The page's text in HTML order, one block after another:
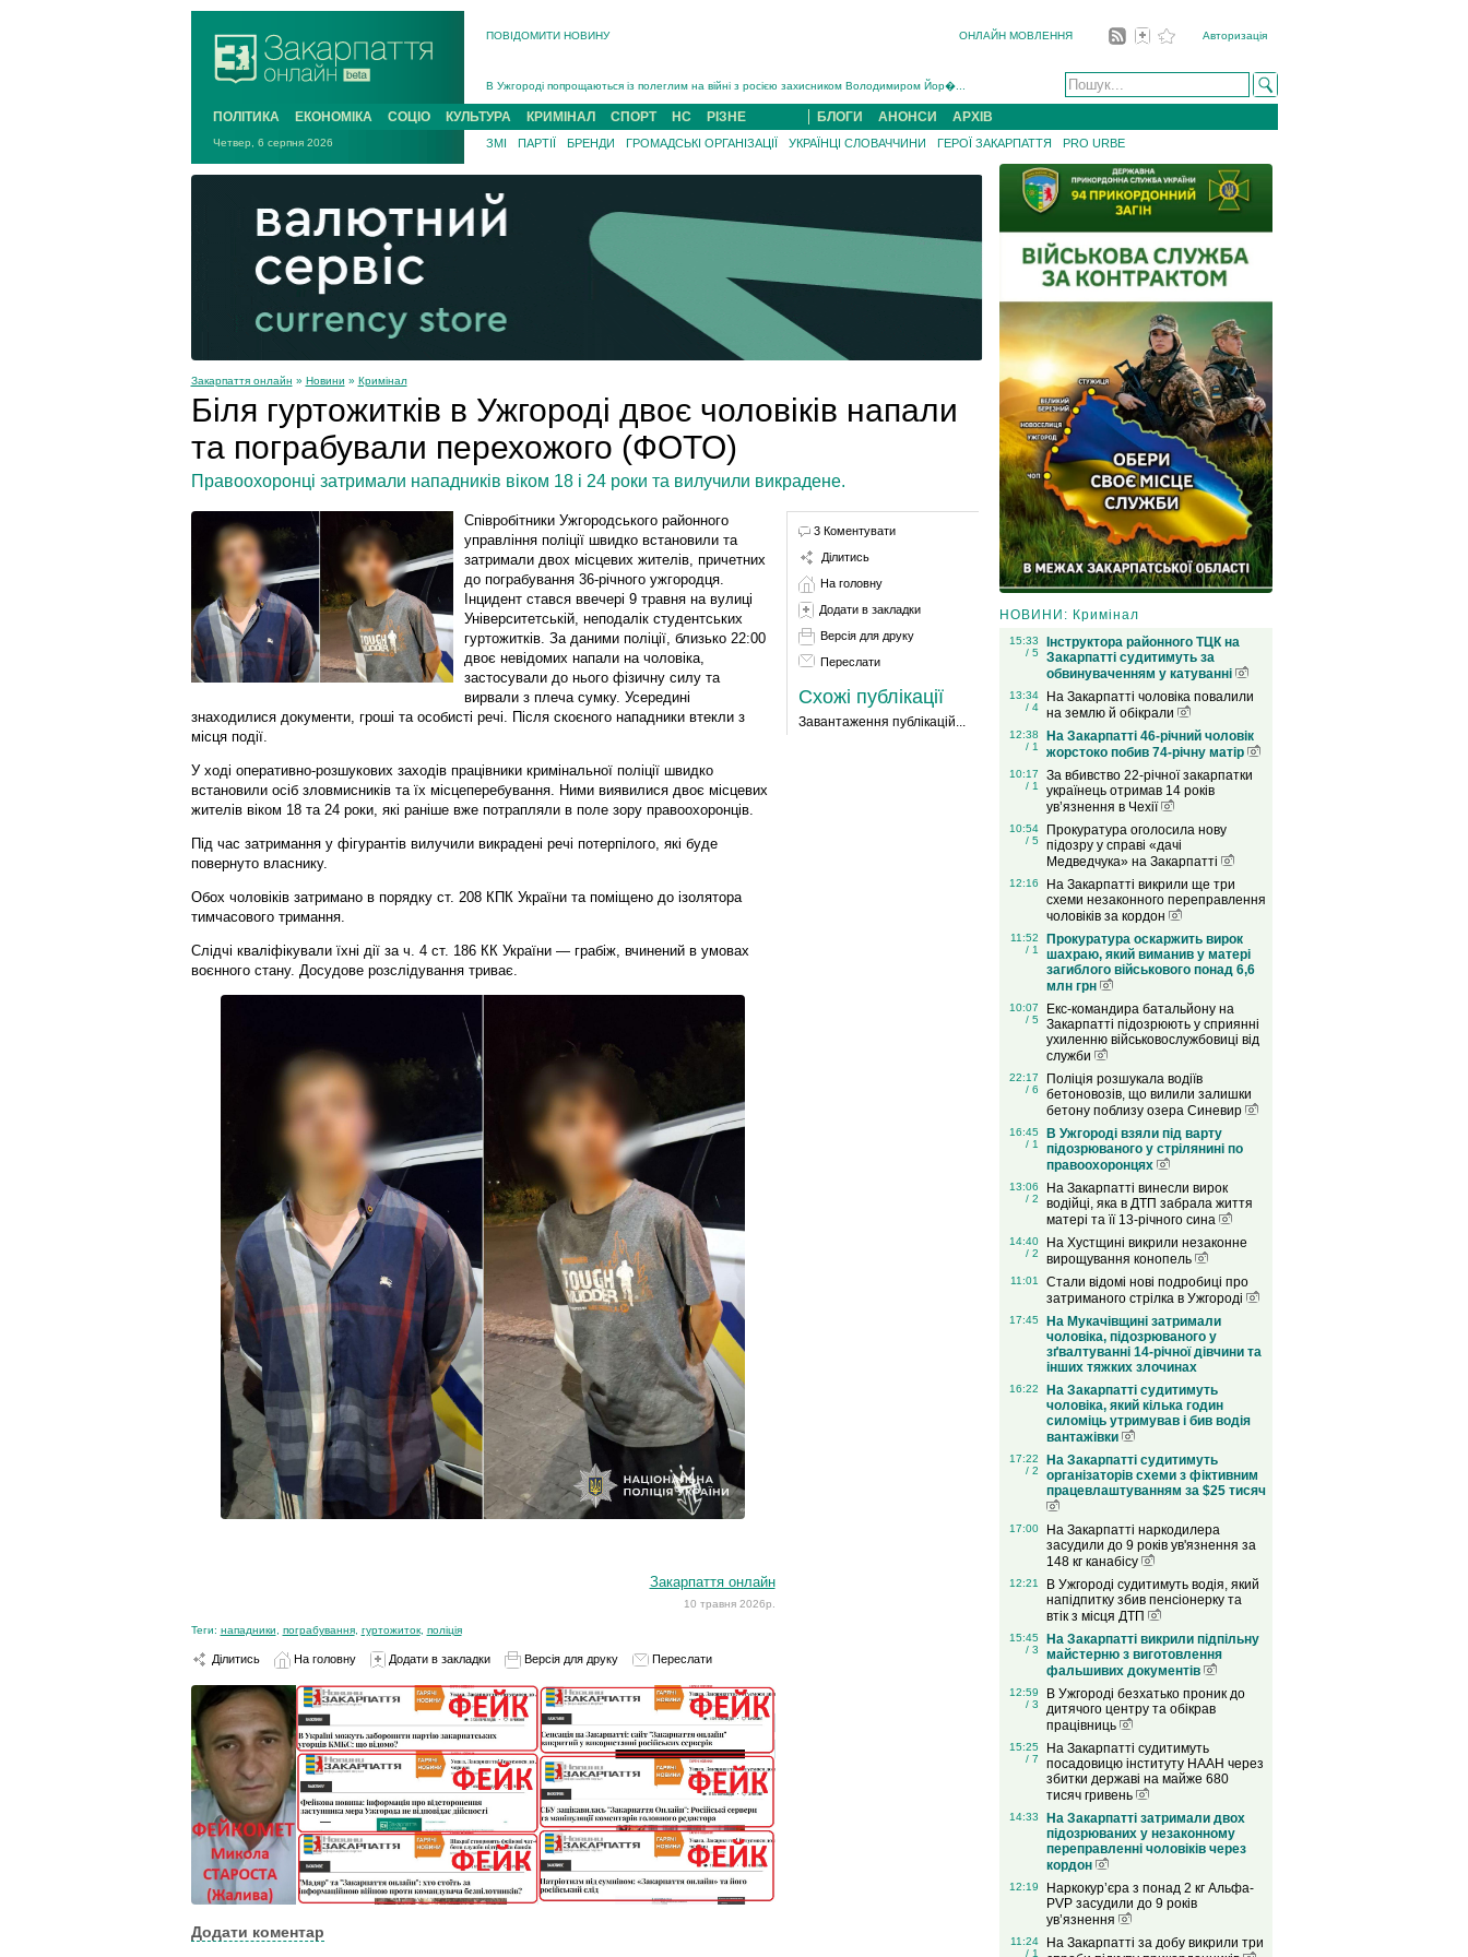
ПОВІДОМИТИ НОВИНУ ОНЛАЙН МОВЛЕННЯ Авторизація
В Ужгороді попрощаються із полеглим на війні з росією захисником Володимиром Йор�...
В Ужгороді 5 серпня попрощаються із захисником Богданом Югасом, який два роки �...
Підтвердили загибель захисника із Нанкова на Хустщині Юліана Гербея (ФОТО)[/gree...
На війні з рф поліг військовий з Виноградова Ігнат Роздяловський (ФОТО)...
На Хустщині внаслідок ДТП за участі трьох авто постраждали 13 людей (ФОТО)...
Інструктора районного ТЦК на Закарпатті судитимуть за обвинувачен...
ПОЛІТИКА ЕКОНОМІКА СОЦІО КУЛЬТУРА КРИМІНАЛ СПОРТ НС РІЗНЕ БЛОГИ АНОНСИ АРХІВ
Четвер, 6 серпня 2026 ЗМІ ПАРТІЇ БРЕНДИ ГРОМАДСЬКІ ОРГАНІЗАЦІЇ УКРАЇНЦІ СЛОВАЧЧИНИ ГЕРОЇ ЗАКАРПАТТЯ PRO URBE
Закарпаття онлайн » Новини » Кримінал
Біля гуртожитків в Ужгороді двоє чоловіків напали
та пограбували перехожого (ФОТО)
Правоохоронці затримали нападників віком 18 і 24 роки та вилучили викрадене.
Співробітники Ужгородського районного
управління поліції швидко встановили та
затримали двох місцевих жителів, причетних
до пограбування 36-річного ужгородця.
Інцидент стався ввечері 9 травня на вулиці
Університетській, неподалік студентських
гуртожитків. За даними поліції, близько 22:00
двоє невідомих напали на чоловіка,
застосували до нього фізичну силу та
вирвали з плеча сумку. Усередині
знаходилися документи, гроші та особисті речі. Після скоєного нападники втекли з
місця події.
У ході оперативно-розшукових заходів працівники кримінальної поліції швидко
встановили осіб зловмисників та їх місцеперебування. Ними виявилися двоє місцевих
жителів віком 18 та 24 роки, які раніше вже потрапляли в поле зору правоохоронців.
Під час затримання у фігурантів вилучили викрадені речі потерпілого, які буде
повернуто власнику.
Обох чоловіків затримано в порядку ст. 208 КПК України та поміщено до ізолятора
тимчасового тримання.
Слідчі кваліфікували їхні дії за ч. 4 ст. 186 КК України — грабіж, вчинений в умовах
воєнного стану. Досудове розслідування триває.
Закарпаття онлайн
10 травня 2026р.
Теги: нападники пограбування, гуртожиток, поліція
Ділитись На головну Додати в закладки Версія для друку Переслати
Додати коментар
3 Коментувати
Ділитись
На головну
Додати в закладки
Версія для друку
Переслати
Схожі публікації
Завантаження публікацій...
НОВИНИ: Кримінал
15:33
/ 5
Інструктора районного ТЦК на
Закарпатті судитимуть за
обвинуваченням у катуванні
13:34
/ 4
На Закарпатті чоловіка повалили
на землю й обікрали
12:38
/ 1
На Закарпатті 46-річний чоловік
жорстоко побив 74-річну матір
10:17
/ 1
За вбивство 22-річної закарпатки
українець отримав 14 років
ув’язнення в Чехії
10:54
/ 5
Прокуратура оголосила нову
підозру у справі «дачі
Медведчука» на Закарпатті
12:16
На Закарпатті викрили ще три
схеми незаконного переправлення
чоловіків за кордон
11:52
/ 1
Прокуратура оскаржить вирок
шахраю, який виманив у матері
загиблого військового понад 6,6
млн грн
10:07
/ 5
Екс-командира батальйону на
Закарпатті підозрюють у сприянні
ухиленню військовослужбовиці від
служби
22:17
/ 6
Поліція розшукала водіїв
бетоновозів, що вилили залишки
бетону поблизу озера Синевир
16:45
/ 1
В Ужгороді взяли під варту
підозрюваного у стрілянині по
правоохоронцях
13:06
/ 2
На Закарпатті винесли вирок
водійці, яка в ДТП забрала життя
матері та її 13-річного сина
14:40
/ 2
На Хустщині викрили незаконне
вирощування конопель
11:01
Стали відомі нові подробиці про
затриманого стрілка в Ужгороді
17:45
На Мукачівщині затримали
чоловіка, підозрюваного у
зґвалтуванні 14-річної дівчини та
інших тяжких злочинах
16:22
На Закарпатті судитимуть
чоловіка, який кілька годин
силоміць утримував і бив водія
вантажівки
17:22
/ 2
На Закарпатті судитимуть
організаторів схеми з фіктивним
працевлаштуванням за $25 тисяч
17:00
На Закарпатті наркодилера
засудили до 9 років ув'язнення за
148 кг канабісу
12:21
В Ужгороді судитимуть водія, який
напідпитку збив пенсіонерку та
втік з місця ДТП
15:45
/ 3
На Закарпатті викрили підпільну
майстерню з виготовлення
фальшивих документів
12:59
/ 3
В Ужгороді безхатько проник до
дитячого центру та обікрав
працівниць
15:25
/ 7
На Закарпатті судитимуть
посадовицю інституту НААН через
збитки державі на майже 680
тисяч гривень
14:33
На Закарпатті затримали двох
підозрюваних у незаконному
переправленні чоловіків через
кордон
12:19
Наркокур’єра з понад 2 кг Альфа-
PVP засудили до 9 років
ув’язнення
11:24
/ 1
На Закарпатті за добу викрили три